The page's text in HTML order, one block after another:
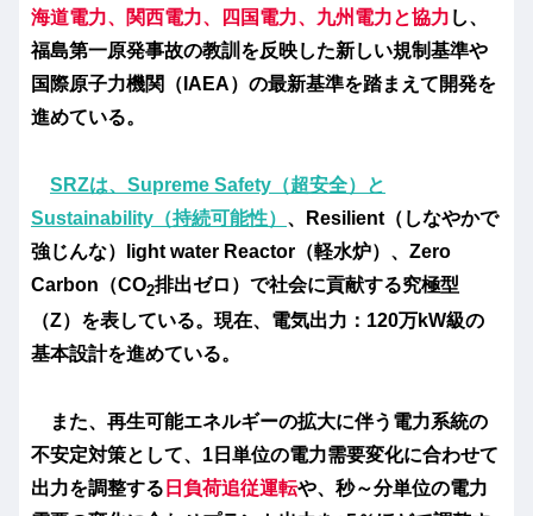
海道電力、関西電力、四国電力、九州電力と協力 し、
福島第一原発事故の教訓を反映した新しい規制基準や
国際原子力機関（IAEA）の最新基準を踏まえて開発を
進めている。
SRZは、Supreme Safety（超安全）と
Sustainability（持続可能性） 、Resilient（しなやかで
強じんな）light water Reactor（軽水炉）、Zero
Carbon（CO2排出ゼロ）で社会に貢献する究極型
（Z）を表している。現在、電気出力：120万kW級の
基本設計を進めている。
また、再生可能エネルギーの拡大に伴う電力系統の
不安定対策として、1日単位の電力需要変化に合わせて
出力を調整する 日負荷追従運転や、秒～分単位の電力